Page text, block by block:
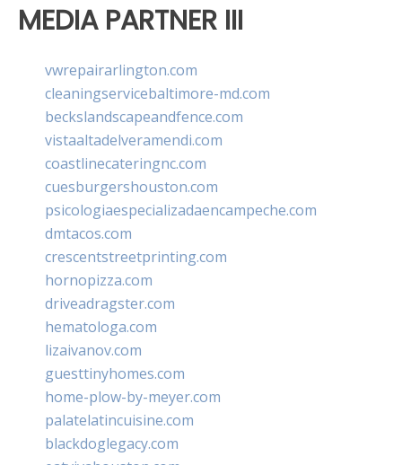
MEDIA PARTNER III
vwrepairarlington.com
cleaningservicebaltimore-md.com
beckslandscapeandfence.com
vistaaltadelveramendi.com
coastlinecateringnc.com
cuesburgershouston.com
psicologiaespecializadaencampeche.com
dmtacos.com
crescentstreetprinting.com
hornopizza.com
driveadragster.com
hematologa.com
lizaivanov.com
guesttinyhomes.com
home-plow-by-meyer.com
palatelatincuisine.com
blackdoglegacy.com